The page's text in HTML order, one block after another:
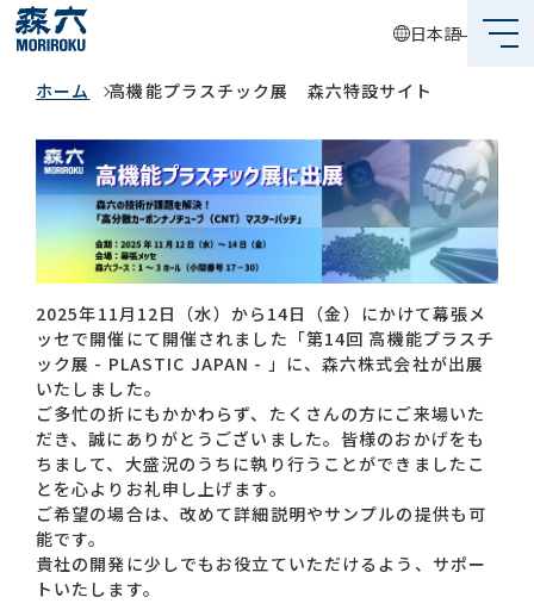
日本語
森六って何？
企業情報
事業内容
サステナビリティ
投資家情報
採用情報
グローバルネットワーク
お問い合わせ一覧
高機能プラスチック展 森六特設サ
イト
ホーム 高機能プラスチック展 森六特設サイト
2025年11月12日（水）から14日（金）にかけて幕張メ
ッセで開催にて開催されました「第14回 高機能プラスチ
ック展 - PLASTIC JAPAN - 」に、森六株式会社が出展
いたしました。
ご多忙の折にもかかわらず、たくさんの方にご来場いた
だき、誠にありがとうございました。皆様のおかげをも
ちまして、大盛況のうちに執り行うことができましたこ
とを心よりお礼申し上げます。
ご希望の場合は、改めて詳細説明やサンプルの提供も可
能です。
貴社の開発に少しでもお役立ていただけるよう、サポー
トいたします。